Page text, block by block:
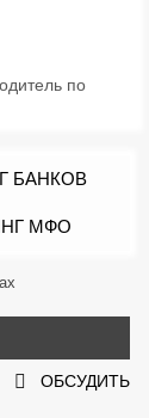
по
БАНКОВ
МФО
ОБСУДИТЬ